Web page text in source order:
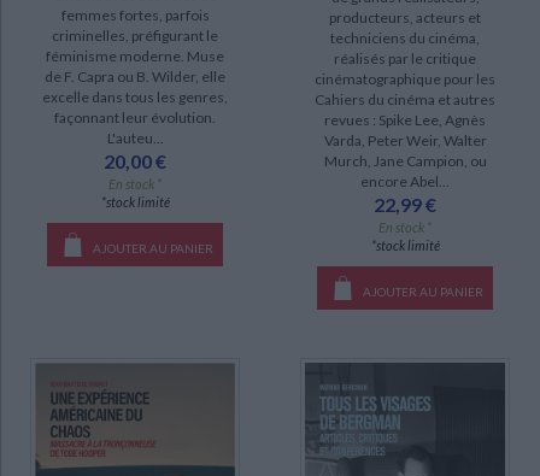
SÉRIE
Questions de cinéma (2)
Abécédaire Ingmar Bergman (1)
DISPONIBILITÉ
disponible (317)
manquant (3)
femmes fortes, parfois
criminelles, préfigurant le
féminisme moderne. Muse
de F. Capra ou B. Wilder, elle
excelle dans tous les genres,
façonnant leur évolution.
L'auteu...
20,00 €
En stock *
*stock limité
AJOUTER AU PANIER
producteurs, acteurs et
techniciens du cinéma,
réalisés par le critique
cinématographique pour les
Cahiers du cinéma et autres
revues : Spike Lee, Agnès
Varda, Peter Weir, Walter
Murch, Jane Campion, ou
encore Abel...
22,99 €
En stock *
*stock limité
AJOUTER AU PANIER